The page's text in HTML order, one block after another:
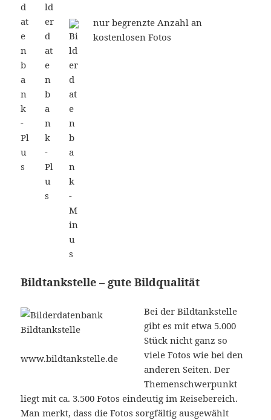
nur begrenzte Anzahl an
kostenlosen Fotos
Bildtankstelle – gute Bildqualität
www.bildtankstelle.de
Bei der Bildtankstelle
gibt es mit etwa 5.000
Stück nicht ganz so
viele Fotos wie bei den
anderen Seiten. Der
Themenschwerpunkt
liegt mit ca. 3.500 Fotos eindeutig im Reisebereich.
Man merkt, dass die Fotos sorgfältig ausgewählt